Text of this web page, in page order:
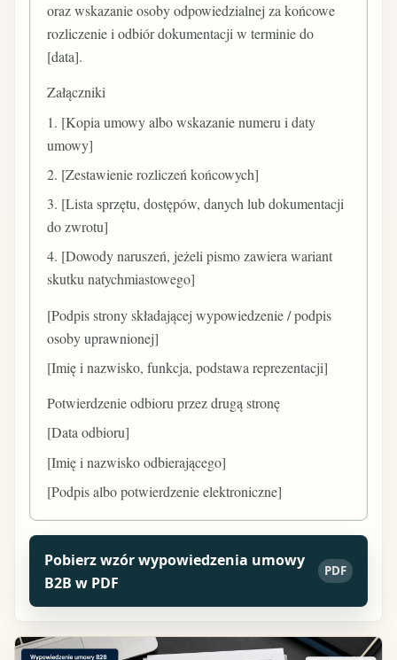
oraz wskazanie osoby odpowiedzialnej za końcowe
rozliczenie i odbiór dokumentacji w terminie do
[data].
Załączniki
1. [Kopia umowy albo wskazanie numeru i daty
umowy]
2. [Zestawienie rozliczeń końcowych]
3. [Lista sprzętu, dostępów, danych lub dokumentacji
do zwrotu]
4. [Dowody naruszeń, jeżeli pismo zawiera wariant
skutku natychmiastowego]
[Podpis strony składającej wypowiedzenie / podpis
osoby uprawnionej]
[Imię i nazwisko, funkcja, podstawa reprezentacji]
Potwierdzenie odbioru przez drugą stronę
[Data odbioru]
[Imię i nazwisko odbierającego]
[Podpis albo potwierdzenie elektroniczne]
Pobierz wzór wypowiedzenia umowy
B2B w PDF
PDF